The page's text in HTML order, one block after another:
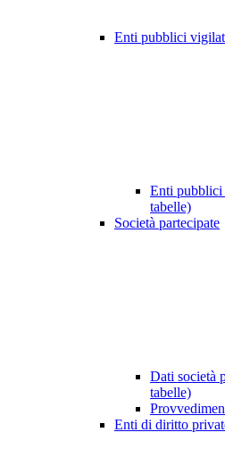
Enti pubblici
Enti pubblici
tabelle)
Società partecipate
Dati società
tabelle)
Enti di diritto